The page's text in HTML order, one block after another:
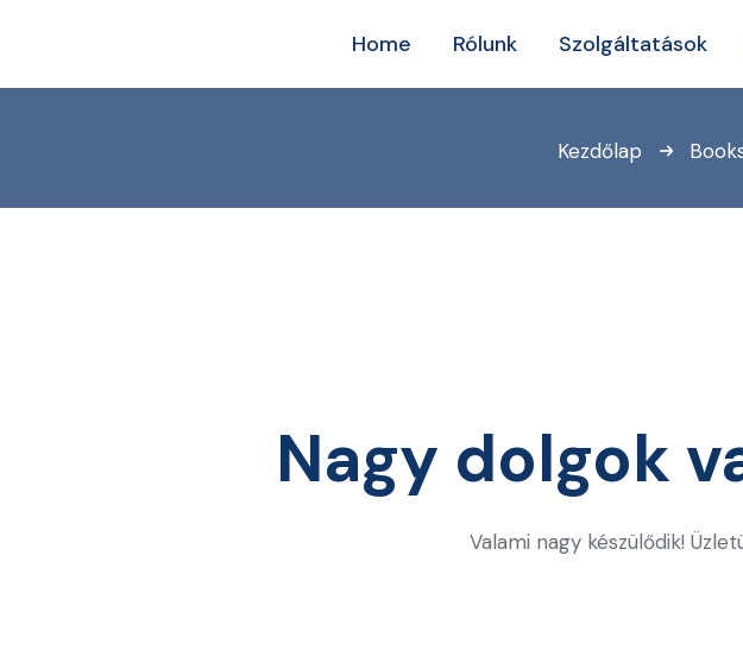
Home Rólunk Szolgáltatások
Kezdőlap
Nagy dolgok
Valami nagy készülődik!